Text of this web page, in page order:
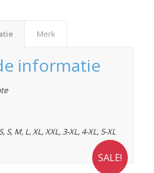
SALE!
Merk
informatie
,S, M, L,XL,XXL,3-XL, 4-XL, 5-XL